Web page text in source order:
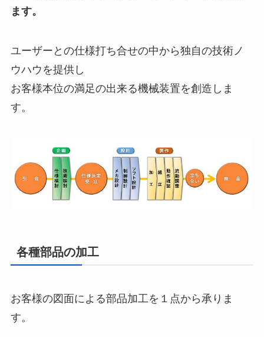
ます。
ユーザーとの仕様打ち合せの中から独自の技術ノ
ウハウを提供し
お客様本位の満足の出来る機械装置を創造しま
す。
各種部品の加工
お客様の図面による部品加工を１点から承りま
す。